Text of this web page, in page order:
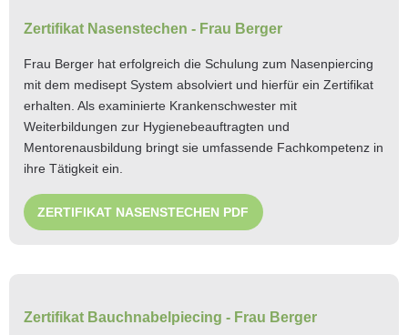
Zertifikat Nasenstechen - Frau Berger
Frau Berger hat erfolgreich die Schulung zum Nasenpiercing
mit dem medisept System absolviert und hierfür ein Zertifikat
erhalten. Als examinierte Krankenschwester mit
Weiterbildungen zur Hygienebeauftragten und
Mentorenausbildung bringt sie umfassende Fachkompetenz in
ihre Tätigkeit ein.
ZERTIFIKAT NASENSTECHEN PDF
Zertifikat Bauchnabelpiecing - Frau Berger